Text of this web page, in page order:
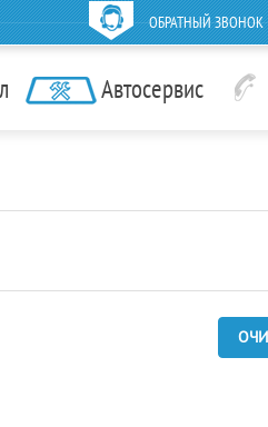
ОБРАТНЫЙ ЗВОНОК
Автосервис